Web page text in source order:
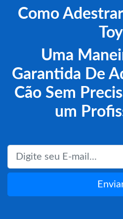
Como
Toy
Uma
Garantida De
Cão Sem
um